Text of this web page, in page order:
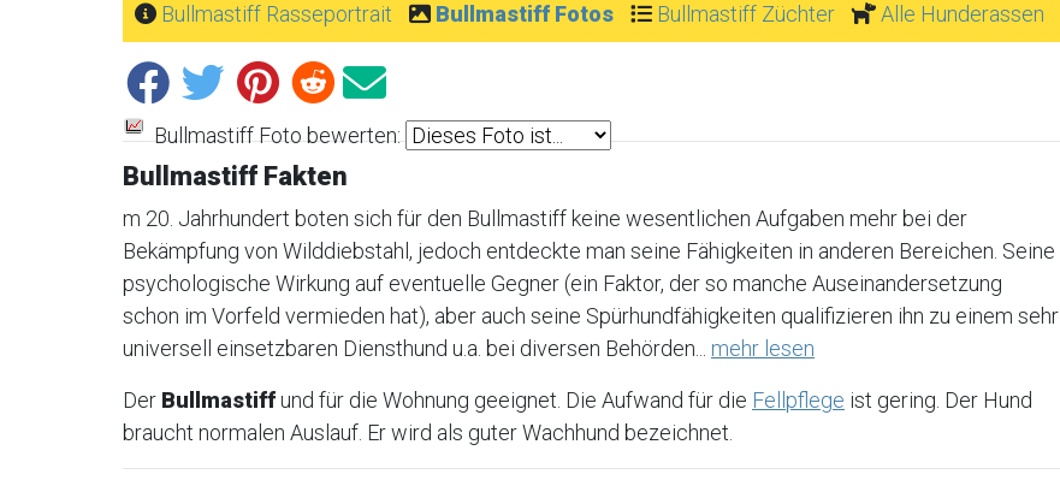
Bullmastiff Rasseportrait Bullmastiff Fotos Bullmastiff Züchter Alle Hunderassen
Bullmastiff Foto bewerten:
Bullmastiff Fakten
m 20. Jahrhundert boten sich für den Bullmastiff keine wesentlichen Aufgaben mehr bei der
Bekämpfung von Wilddiebstahl, jedoch entdeckte man seine Fähigkeiten in anderen Bereichen. Seine
psychologische Wirkung auf eventuelle Gegner (ein Faktor, der so manche Auseinandersetzung
schon im Vorfeld vermieden hat), aber auch seine Spürhundfähigkeiten qualifizieren ihn zu einem sehr
universell einsetzbaren Diensthund u.a. bei diversen Behörden... mehr lesen
Der Bullmastiffund für die Wohnung geeignet. Die Aufwand für die Fellpflege ist gering. Der Hund
braucht normalen Auslauf. Er wird als guter Wachhund bezeichnet.